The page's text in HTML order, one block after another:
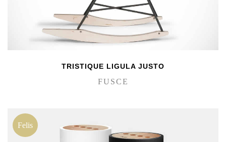
TRISTIQUE LIGULA JUSTO
FUSCE
Felis